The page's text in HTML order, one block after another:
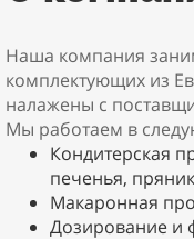
Наша компания
комплектующих из
налажены с
Мы работаем в
Кондитерская
печенья,
Макаронная
Дозирование и